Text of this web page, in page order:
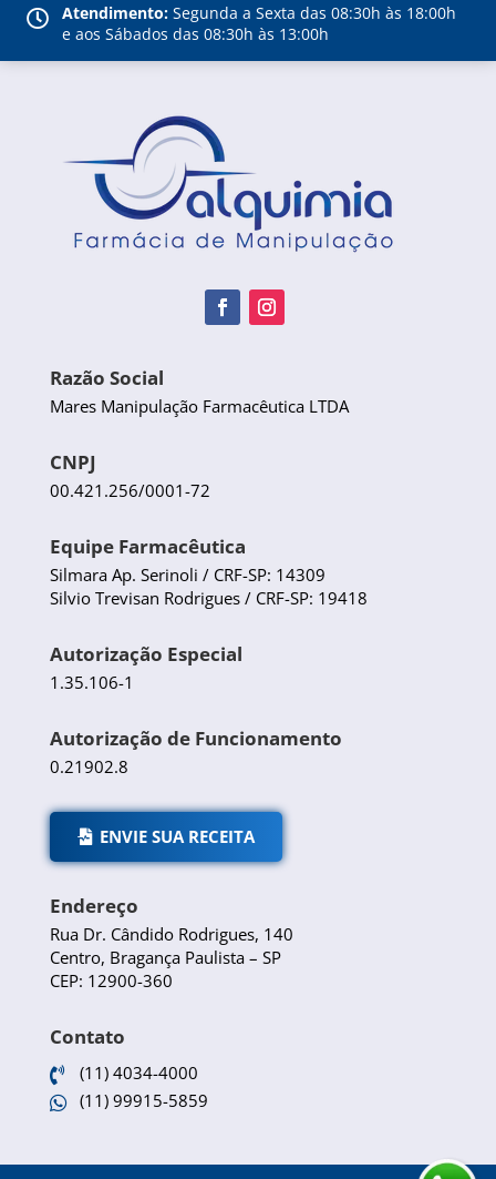
 Atendimento: Segunda a Sexta das 08:30h às 18:00h
e aos Sábados das 08:30h às 13:00h
Razão Social
Mares Manipulação Farmacêutica LTDA
CNPJ
00.421.256/0001-72
Equipe Farmacêutica
Silmara Ap. Serinoli / CRF-SP: 14309
Silvio Trevisan Rodrigues / CRF-SP: 19418
Autorização Especial
1.35.106-1
Autorização de Funcionamento
0.21902.8
ENVIE SUA RECEITA
Endereço
Rua Dr. Cândido Rodrigues, 140
Centro, Bragança Paulista – SP
CEP: 12900-360
Contato
 (11) 4034-4000
 (11) 99915-5859